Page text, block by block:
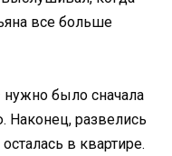
все больше
нужно было сначала
Наконец, развелись
в квартире.